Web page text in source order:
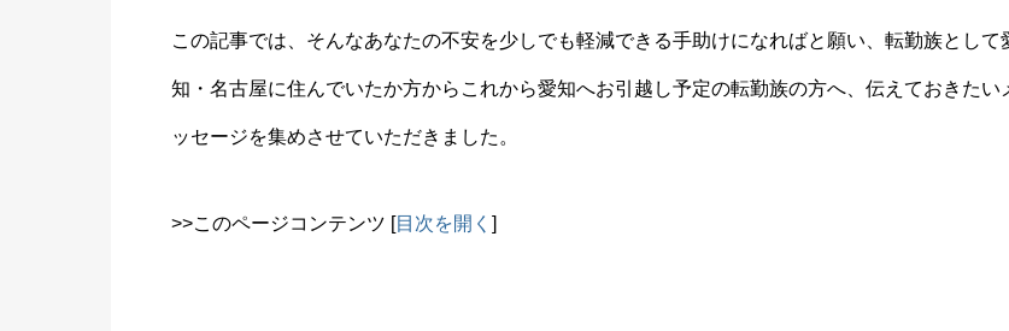
この記事では、そんなあなたの不安を少しでも軽減できる手助けになればと願い、転勤族として
知・名古屋に住んでいたか方からこれから愛知へお引越し予定の転勤族の方へ、伝えておきたい
ッセージを集めさせていただきました。
>>このページコンテンツ [目次を開く ]